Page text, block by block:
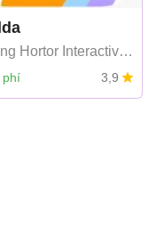
Hortor Interactive
phí 3,9